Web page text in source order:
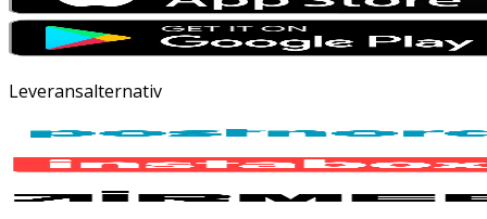
Leveransalternativ